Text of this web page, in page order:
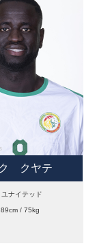
クヤテ
ナイテッド
/ 75kg